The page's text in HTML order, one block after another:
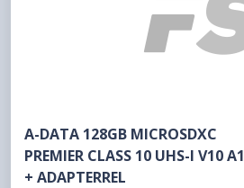
A-DATA 128GB MICROSDXC
PREMIER CLASS 10 UHS-I V10 A1
+ ADAPTERREL